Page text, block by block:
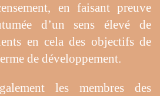
en faisant preuve
d’un sens élevé de
en cela des objectifs de
de développement.
les membres des